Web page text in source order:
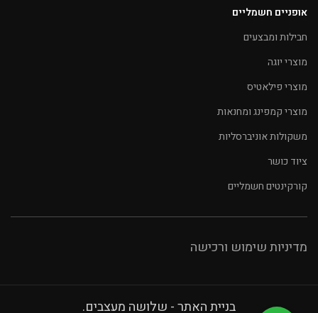
אופניים חשמליים
חבילות ומבצעים
מוצרי יוגה
מוצרי פילאטיס
מוצרי קמפינג ומחנאות
משקולות אוניברסליות
ציוד כושר
קורקינטים חשמליים
מדיניות שימוש ורכישה
בניית האתר - שלושה מעצבים.